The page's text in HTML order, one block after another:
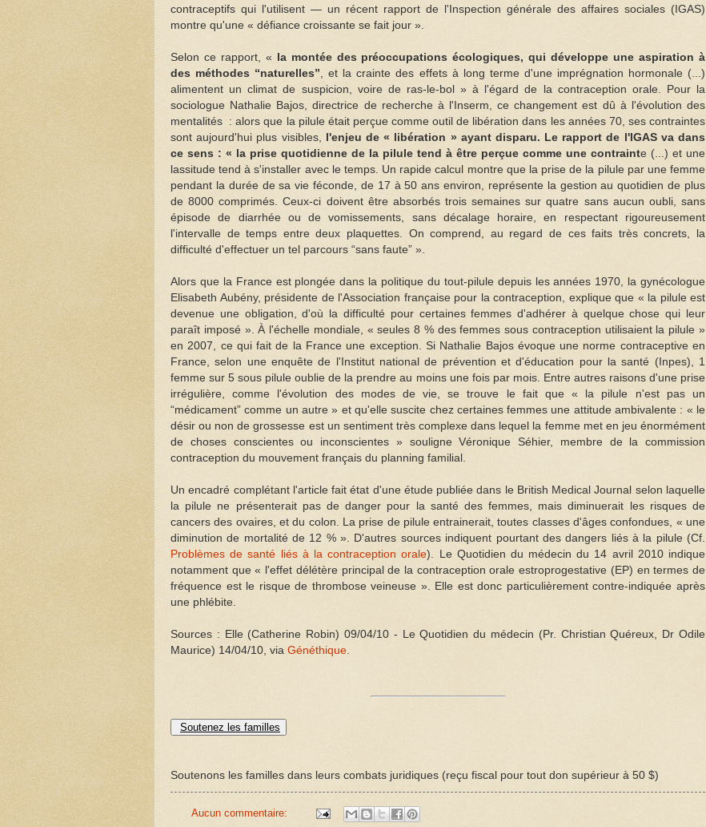
contraceptifs qui l'utilisent — un récent rapport de l'Inspection générale des affaires sociales (IGAS)
montre qu'une « défiance croissante se fait jour ».
Selon ce rapport, « la montée des préoccupations écologiques, qui développe une aspiration à
des méthodes
naturelles
, et la crainte des effets à long terme d'une imprégnation hormonale (...)
alimentent un climat de suspicion, voire de ras-le-bol » à l'égard de la contraception orale. Pour la
sociologue Nathalie Bajos, directrice de recherche à l'Inserm, ce changement est dû à l'évolution des
mentalités : alors que la pilule était perçue comme outil de libération dans les années 70, ses contraintes
sont aujourd'hui plus visibles, l'enjeu de « libération » ayant disparu. Le rapport de l'IGAS va dans
ce sens : « la prise quotidienne de la pilule tend à être perçue comme une contrainte (...) et une
lassitude tend à s'installer avec le temps. Un rapide calcul montre que la prise de la pilule par une femme
pendant la durée de sa vie féconde, de 17 à 50 ans environ, représente la gestion au quotidien de plus
de 8000 comprimés. Ceux-ci doivent être absorbés trois semaines sur quatre sans aucun oubli, sans
épisode de diarrhée ou de vomissements, sans décalage horaire, en respectant rigoureusement
l'intervalle de temps entre deux plaquettes. On comprend, au regard de ces faits très concrets, la
difficulté d'effectuer un tel parcours sans faute ».
Alors que la France est plongée dans la politique du tout-pilule depuis les années 1970, la gynécologue
Elisabeth Aubény, présidente de l'Association française pour la contraception, explique que « la pilule est
devenue une obligation, d'où la difficulté pour certaines femmes d'adhérer à quelque chose qui leur
paraît imposé ». À l'échelle mondiale, « seules 8 % des femmes sous contraception utilisaient la pilule »
en 2007, ce qui fait de la France une exception. Si Nathalie Bajos évoque une norme contraceptive en
France, selon une enquête de l'Institut national de prévention et d'éducation pour la santé (Inpes), 1
femme sur 5 sous pilule oublie de la prendre au moins une fois par mois. Entre autres raisons d'une prise
irrégulière, comme l'évolution des modes de vie, se trouve le fait que « la pilule n'est pas un
médicament comme un autre » et qu'elle suscite chez certaines femmes une attitude ambivalente : « le
désir ou non de grossesse est un sentiment très complexe dans lequel la femme met en jeu énormément
de choses conscientes ou inconscientes » souligne Véronique Séhier, membre de la commission
contraception du mouvement français du planning familial.
Un encadré complétant l'article fait état d'une étude publiée dans le British Medical Journal selon laquelle
la pilule ne présenterait pas de danger pour la santé des femmes, mais diminuerait les risques de
cancers des ovaires, et du colon. La prise de pilule entrainerait, toutes classes d'âges confondues, « une
diminution de mortalité de 12 % ». D'autres sources indiquent pourtant des dangers liés à la pilule (Cf.
Problèmes de santé liés à la contraception orale). Le Quotidien du médecin du 14 avril 2010 indique
notamment que « l'effet délétère principal de la contraception orale estroprogestative (EP) en termes de
fréquence est le risque de thrombose veineuse ». Elle est donc particulièrement contre-indiquée après
une phlébite.
Sources : Elle (Catherine Robin) 09/04/10 - Le Quotidien du médecin (Pr. Christian Quéreux, Dr Odile
Maurice) 14/04/10, via Généthique
Soutenez les familles
Soutenons les familles dans leurs combats juridiques (reçu fiscal pour tout don supérieur à 50 $)
Aucun commentaire: